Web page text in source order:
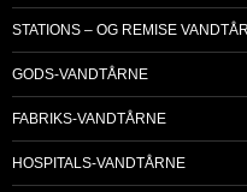
STATIONS – OG REMISE
GODS-VANDTÅRNE
FABRIKS-VANDTÅRNE
HOSPITALS-VANDTÅRNE